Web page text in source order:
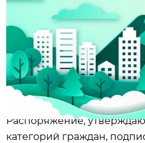
Распоряжение,
категорий граждан,